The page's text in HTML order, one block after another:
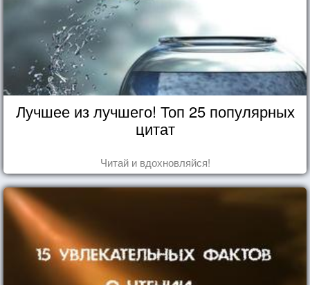
Лучшее из лучшего! Топ 25 популярных
цитат
Читай и вдохновляйся!